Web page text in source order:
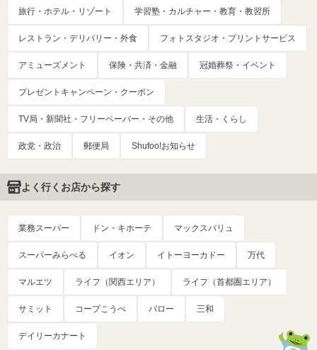
旅行・ホテル・リゾート 学習塾・カルチャー・教育・教習所
レストラン・デリバリー・外食 フォトスタジオ・プリントサービス
アミューズメント 保険・共済・金融 冠婚葬祭・イベント
プレゼントキャンペーン・クーポン
TV局・新聞社・フリーペーパー・その他 生活・くらし
政党・政治 郵便局 Shufoo!お知らせ
よく行くお店から探す
業務スーパー ドン・キホーテ マックスバリュ
スーパーみらべる イオン イトーヨーカドー 万代
マルエツ ライフ（関西エリア） ライフ（首都圏エリア）
サミット コープこうべ バロー 三和
デイリーカナート